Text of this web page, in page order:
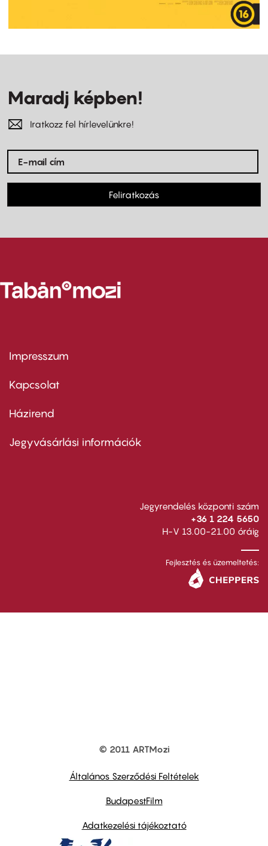
Maradj képben!
Iratkozz fel hírlevelünkre!
Feliratkozás
Footer
first
Impresszum
Kapcsolat
Footer
second
Házirend
Jegyvásárlási információk
Jegyrendelés központi szám
+36 1 224 5650
H-V 13.00-21.00 óráig
Fejlesztés és üzemeltetés:
© 2011 ARTMozi
Általános Szerződési Feltételek
BudapestFilm
Adatkezelési tájékoztató